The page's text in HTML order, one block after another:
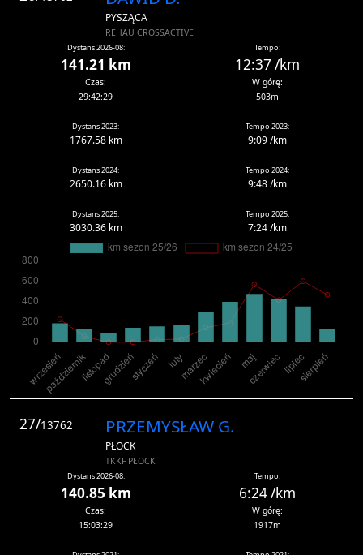
PYSZĄCA
REHAU CROSSACTIVE
Dystans 2026-08:
141.21 km
Tempo:
12:37 /km
Czas:
29:42:29
W górę:
503m
Dystans 2023:
1767.58 km
Tempo 2023:
9:09 /km
Dystans 2024:
2650.16 km
Tempo 2024:
9:48 /km
Dystans 2025:
3030.36 km
Tempo 2025:
7:24 /km
27/13762 PRZEMYSŁAW G.
PŁOCK
TKKF PŁOCK
Dystans 2026-08:
140.85 km
Tempo:
6:24 /km
Czas:
15:03:29
W górę:
1917m